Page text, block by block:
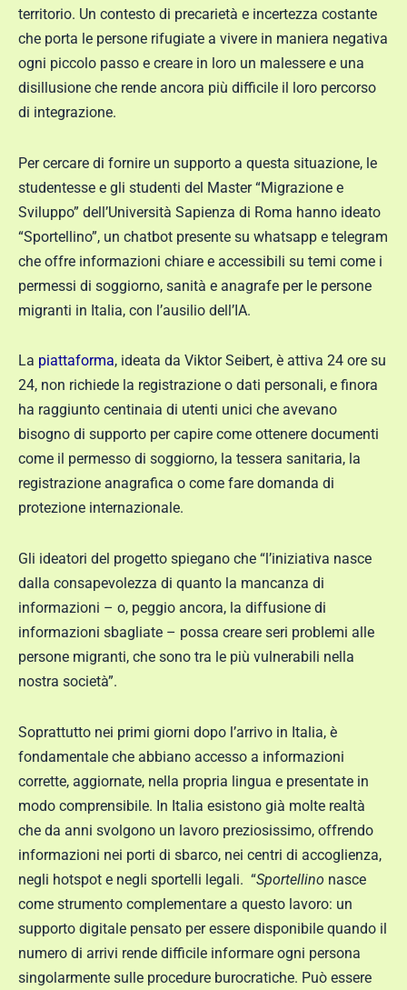
territorio. Un contesto di precarietà e incertezza costante
che porta le persone rifugiate a vivere in maniera negativa
ogni piccolo passo e creare in loro un malessere e una
disillusione che rende ancora più difficile il loro percorso
di integrazione.
Per cercare di fornire un supporto a questa situazione, le
studentesse e gli studenti del Master “Migrazione e
Sviluppo” dell’Università Sapienza di Roma hanno ideato
“Sportellino”, un chatbot presente su whatsapp e telegram
che offre informazioni chiare e accessibili su temi come i
permessi di soggiorno, sanità e anagrafe per le persone
migranti in Italia, con l’ausilio dell’IA.
La piattaforma, ideata da Viktor Seibert, è attiva 24 ore su
24, non richiede la registrazione o dati personali, e finora
ha raggiunto centinaia di utenti unici che avevano
bisogno di supporto per capire come ottenere documenti
come il permesso di soggiorno, la tessera sanitaria, la
registrazione anagrafica o come fare domanda di
protezione internazionale.
Gli ideatori del progetto spiegano che “l’iniziativa nasce
dalla consapevolezza di quanto la mancanza di
informazioni – o, peggio ancora, la diffusione di
informazioni sbagliate – possa creare seri problemi alle
persone migranti, che sono tra le più vulnerabili nella
nostra società”.
Soprattutto nei primi giorni dopo l’arrivo in Italia, è
fondamentale che abbiano accesso a informazioni
corrette, aggiornate, nella propria lingua e presentate in
modo comprensibile. In Italia esistono già molte realtà
che da anni svolgono un lavoro preziosissimo, offrendo
informazioni nei porti di sbarco, nei centri di accoglienza,
negli hotspot e negli sportelli legali. “Sportellino nasce
come strumento complementare a questo lavoro: un
supporto digitale pensato per essere disponibile quando il
numero di arrivi rende difficile informare ogni persona
singolarmente sulle procedure burocratiche. Può essere